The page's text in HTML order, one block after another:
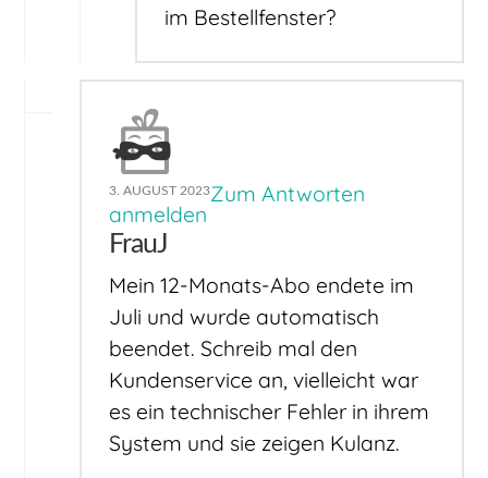
im Bestellfenster?
3. AUGUST 2023Zum Antworten
anmelden
FrauJ
Mein 12-Monats-Abo endete im
Juli und wurde automatisch
beendet. Schreib mal den
Kundenservice an, vielleicht war
es ein technischer Fehler in ihrem
System und sie zeigen Kulanz.